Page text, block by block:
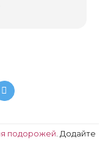
подорожей. Додайте